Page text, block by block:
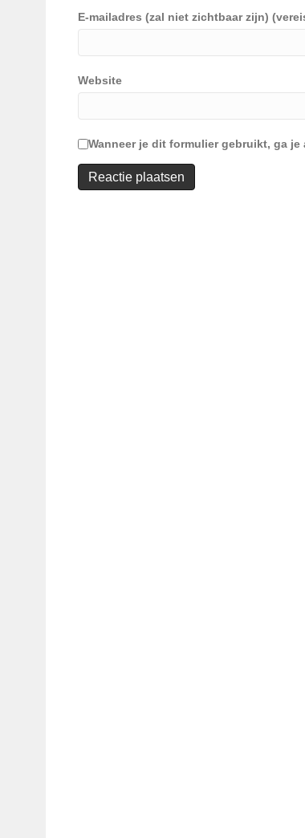
E-mailadres (zal niet zichtbaar zijn)
Website
Wanneer je dit formulier gebruikt, ga